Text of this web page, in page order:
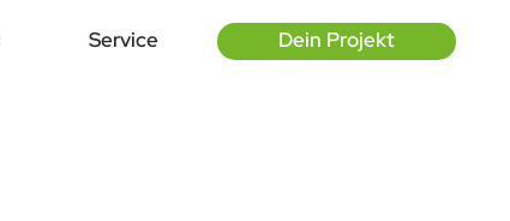
Service Dein Projekt